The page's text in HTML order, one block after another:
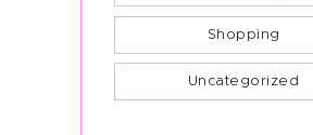
Shopping
Uncategorized